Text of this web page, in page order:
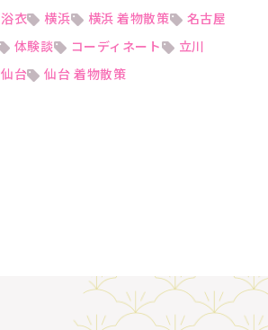
浴衣 横浜 横浜 着物散策
名古屋
体験談 コーディネート
立川
仙台 仙台 着物散策